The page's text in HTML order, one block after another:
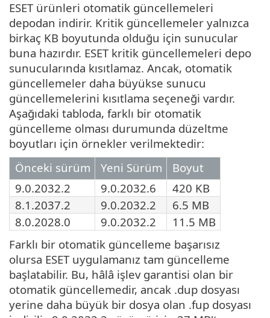
ESET ürünleri otomatik güncellemeleri
depodan indirir. Kritik güncellemeler yalnızca
birkaç KB boyutunda olduğu için sunucular
buna hazırdır. ESET kritik güncellemeleri depo
sunucularında kısıtlamaz. Ancak, otomatik
güncellemeler daha büyükse sunucu
güncellemelerini kısıtlama seçeneği vardır.
Aşağıdaki tabloda, farklı bir otomatik
güncelleme olması durumunda düzeltme
boyutları için örnekler verilmektedir:
Önceki sürüm
Yeni Sürüm
Boyut
9.0.2032.2
9.0.2032.6
420 KB
8.1.2037.2
9.0.2032.2
6.5 MB
8.0.2028.0
9.0.2032.2
11.5 MB
Farklı bir otomatik güncelleme başarısız
olursa ESET uygulamanız tam güncelleme
başlatabilir. Bu, hâlâ işlev garantisi olan bir
otomatik güncellemedir, ancak .dup dosyası
yerine daha büyük bir dosya olan .fup dosyası